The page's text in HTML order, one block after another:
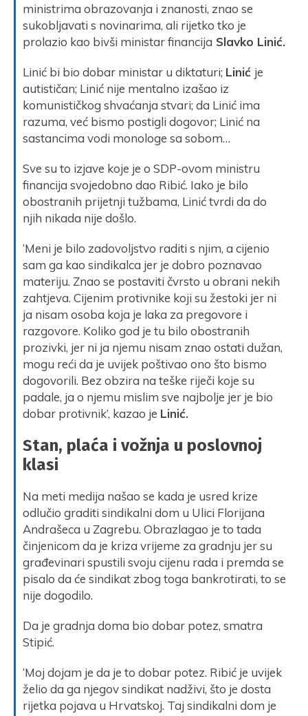
ministrima obrazovanja i znanosti, znao se
sukobljavati s novinarima, ali rijetko tko je
prolazio kao bivši ministar financija Slavko Linić.
Linić bi bio dobar ministar u diktaturi; Linić je
autističan; Linić nije mentalno izašao iz
komunističkog shvaćanja stvari; da Linić ima
razuma, već bismo postigli dogovor; Linić na
sastancima vodi monologe sa sobom…
Sve su to izjave koje je o SDP-ovom ministru
financija svojedobno dao Ribić. Iako je bilo
obostranih prijetnji tužbama, Linić tvrdi da do
njih nikada nije došlo.
‘Meni je bilo zadovoljstvo raditi s njim, a cijenio
sam ga kao sindikalca jer je dobro poznavao
materiju. Znao se postaviti čvrsto u obrani nekih
zahtjeva. Cijenim protivnike koji su žestoki jer ni
ja nisam osoba koja je laka za pregovore i
razgovore. Koliko god je tu bilo obostranih
prozivki, jer ni ja njemu nisam znao ostati dužan,
mogu reći da je uvijek poštivao ono što bismo
dogovorili. Bez obzira na teške riječi koje su
padale, ja o njemu mislim sve najbolje jer je bio
dobar protivnik’, kazao je Linić.
Stan, plaća i vožnja u poslovnoj
klasi
Na meti medija našao se kada je usred krize
odlučio graditi sindikalni dom u Ulici Florijana
Andrašeca u Zagrebu. Obrazlagao je to tada
činjenicom da je kriza vrijeme za gradnju jer su
građevinari spustili svoju cijenu rada i premda se
pisalo da će sindikat zbog toga bankrotirati, to se
nije dogodilo.
Da je gradnja doma bio dobar potez, smatra
Stipić.
‘Moj dojam je da je to dobar potez. Ribić je uvijek
želio da ga njegov sindikat nadživi, što je dosta
rijetka pojava u Hrvatskoj. Taj sindikalni dom je